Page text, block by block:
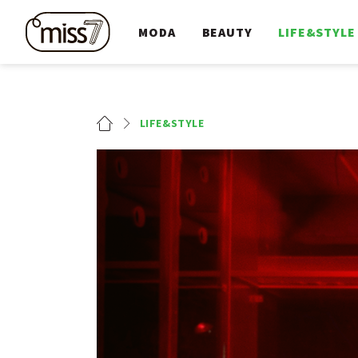
MODA BEAUTY LIFE&STYLE
LIFE&STYLE